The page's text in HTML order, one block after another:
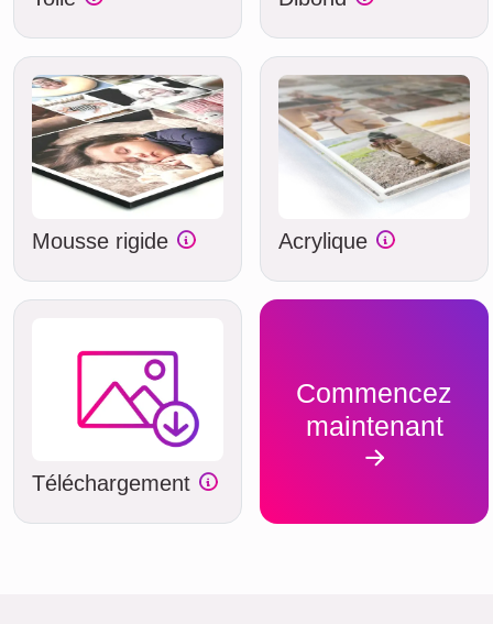
Mousse rigide Acrylique
Téléchargement
Commencez
maintenant